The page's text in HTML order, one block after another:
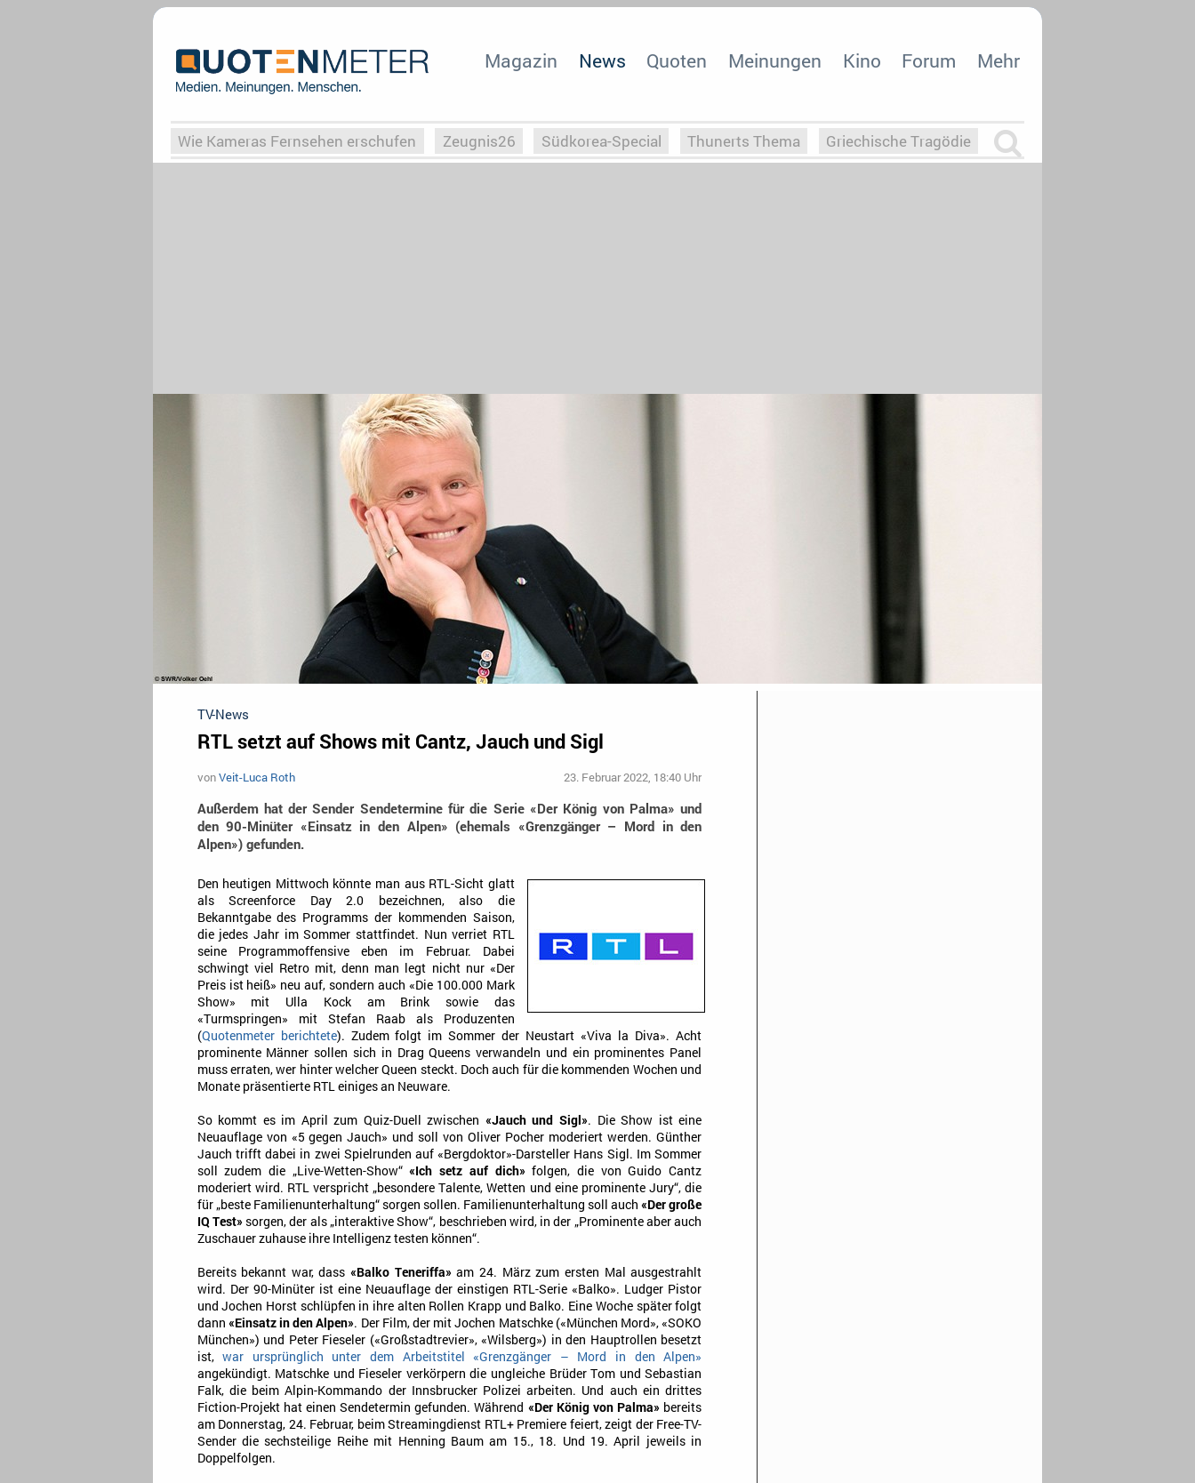
Magazin News Quoten Meinungen Kino Forum Mehr
Wie Kameras Fernsehen erschufen Zeugnis26 Südkorea-Special Thunerts Thema Griechische Tragödie
TV-News
RTL setzt auf Shows mit Cantz, Jauch und Sigl
vonVeit-Luca Roth 23. Februar 2022, 18:40 Uhr
Außerdem hat der Sender Sendetermine für die Serie «Der König von Palma» und
den 90-Minüter «Einsatz in den Alpen» (ehemals «Grenzgänger – Mord in den
Alpen») gefunden.
Den heutigen Mittwoch könnte man aus RTL-Sicht glatt
als Screenforce Day 2.0 bezeichnen, also die
Bekanntgabe des Programms der kommenden Saison,
die jedes Jahr im Sommer stattfindet. Nun verriet RTL
seine Programmoffensive eben im Februar. Dabei
schwingt viel Retro mit, denn man legt nicht nur «Der
Preis ist heiß» neu auf, sondern auch «Die 100.000 Mark
Show» mit Ulla Kock am Brink sowie das
«Turmspringen» mit Stefan Raab als Produzenten
(Quotenmeter berichtete). Zudem folgt im Sommer der Neustart «Viva la Diva». Acht
prominente Männer sollen sich in Drag Queens verwandeln und ein prominentes Panel
muss erraten, wer hinter welcher Queen steckt. Doch auch für die kommenden Wochen und
Monate präsentierte RTL einiges an Neuware.
So kommt es im April zum Quiz-Duell zwischen «Jauch und Sigl». Die Show ist eine
Neuauflage von «5 gegen Jauch» und soll von Oliver Pocher moderiert werden. Günther
Jauch trifft dabei in zwei Spielrunden auf «Bergdoktor»-Darsteller Hans Sigl. Im Sommer
soll zudem die „Live-Wetten-Show“«Ich setz auf dich» folgen, die von Guido Cantz
moderiert wird. RTL verspricht „besondere Talente, Wetten und eine prominente Jury“, die
für „beste Familienunterhaltung“ sorgen sollen. Familienunterhaltung soll auch«Der große
IQ Test» sorgen, der als „interaktive Show“, beschrieben wird, in der „Prominente aber auch
Zuschauer zuhause ihre Intelligenz testen können“.
Bereits bekannt war, dass«Balko Teneriffa» am 24. März zum ersten Mal ausgestrahlt
wird. Der 90-Minüter ist eine Neuauflage der einstigen RTL-Serie «Balko». Ludger Pistor
und Jochen Horst schlüpfen in ihre alten Rollen Krapp und Balko. Eine Woche später folgt
dann «Einsatz in den Alpen». Der Film, der mit Jochen Matschke («München Mord», «SOKO
München») und Peter Fieseler («Großstadtrevier», «Wilsberg») in den Hauptrollen besetzt
ist,war ursprünglich unter dem Arbeitstitel «Grenzgänger – Mord in den Alpen»
angekündigt. Matschke und Fieseler verkörpern die ungleiche Brüder Tom und Sebastian
Falk, die beim Alpin-Kommando der Innsbrucker Polizei arbeiten. Und auch ein drittes
Fiction-Projekt hat einen Sendetermin gefunden. Während «Der König von Palma» bereits
am Donnerstag, 24. Februar, beim Streamingdienst RTL+ Premiere feiert, zeigt der Free-TV-
Sender die sechsteilige Reihe mit Henning Baum am 15., 18. Und 19. April jeweils in
Doppelfolgen.